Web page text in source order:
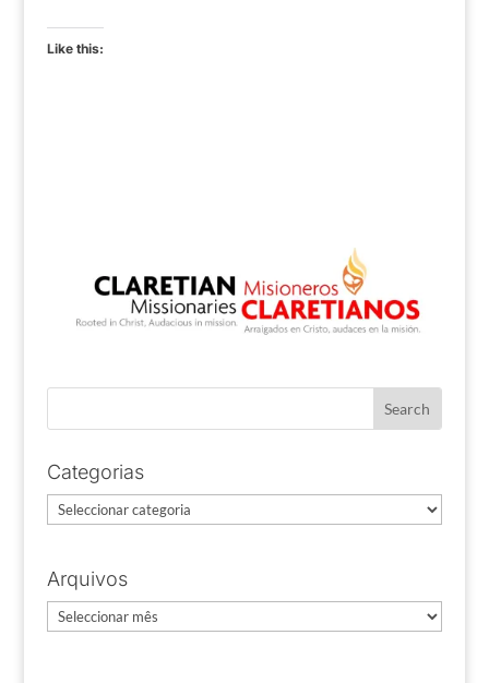
Like this:
Categorias
Categorias
Arquivos
Arquivos